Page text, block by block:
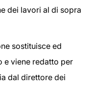
dei lavori al di sopra
sostituisce ed
e viene redatto per
dal direttore dei